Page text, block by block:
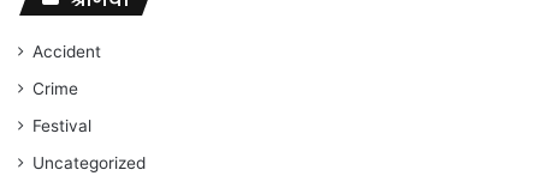
जारी
रहेगा
अंकित
गौरहा
Accident
Crime
Festival
Uncategorized